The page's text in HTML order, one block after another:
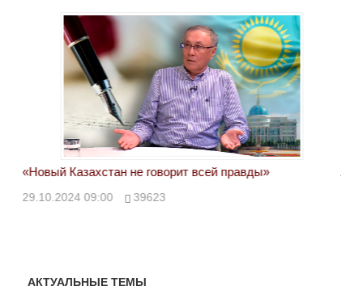
«Новый Казахстан не говорит всей правды»
29.10.2024 09:00 39623
АКТУАЛЬНЫЕ ТЕМЫ